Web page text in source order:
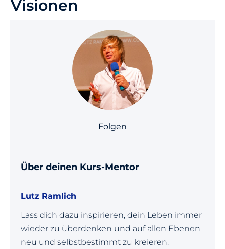
Visionen
Folgen
Über deinen Kurs-Mentor
Lutz Ramlich
Lass dich dazu inspirieren, dein Leben immer
wieder zu überdenken und auf allen Ebenen
neu und selbstbestimmt zu kreieren.